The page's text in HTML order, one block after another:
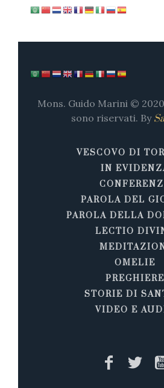
Mons. Guido Marini ©
sono riservati. By
VESCOVO DI
IN
PAROLA DEL
PAROLA DELLA
LECTIO
OMELIE
PREGHIERE
STORIE DI
VIDEO E